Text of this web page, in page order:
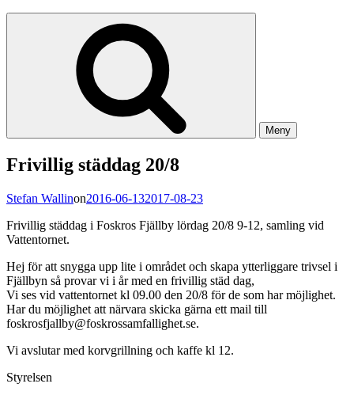
Meny
Frivillig städdag 20/8
Stefan Wallinon2016-06-132017-08-23
Frivillig städdag i Foskros Fjällby lördag 20/8 9-12, samling vid
Vattentornet.
Hej för att snygga upp lite i området och skapa ytterliggare trivsel i
Fjällbyn så provar vi i år med en frivillig städ dag,
Vi ses vid vattentornet kl 09.00 den 20/8 för de som har möjlighet.
Har du möjlighet att närvara skicka gärna ett mail till
foskrosfjallby@foskrossamfallighet.se.
Vi avslutar med korvgrillning och kaffe kl 12.
Styrelsen